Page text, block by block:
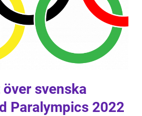
svenska
Paralympics 2022